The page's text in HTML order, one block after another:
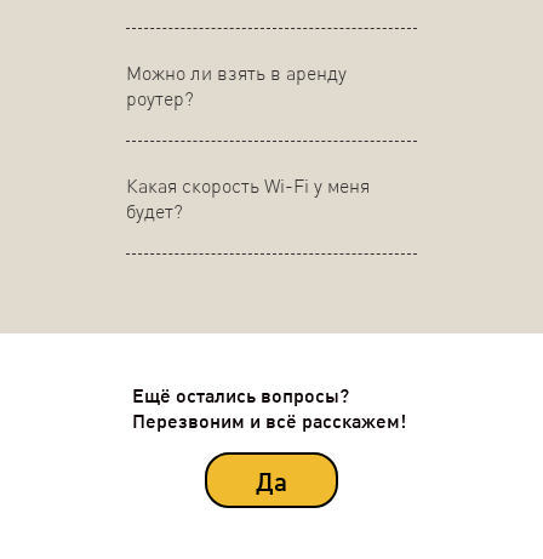
Можно ли взять в аренду
роутер?
Какая скорость Wi-Fi у меня
будет?
Ещё остались вопросы?
Перезвоним и всё расскажем!
Да